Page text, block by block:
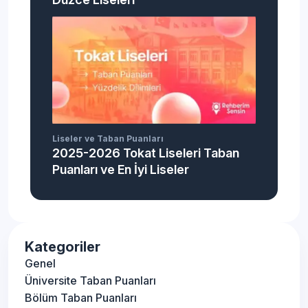
Bitlis Liseleri Taban Puanları
Yüzdelik Dilimleri
Bolu Liseleri Taban Puanları
Yüzdelik Dilimleri
Detaya Git
Burdur Liseleri Taban Puanları
Yüzdelik Dilimleri
Çanakkale Liseleri Taban
Puanları Yüzdelik Dilimleri
Liseler ve Taban Puanları
2025-2026 Tokat Liseleri Taban
Puanları ve En İyi Liseler
Kategoriler
Genel
Üniversite Taban Puanları
Bölüm Taban Puanları